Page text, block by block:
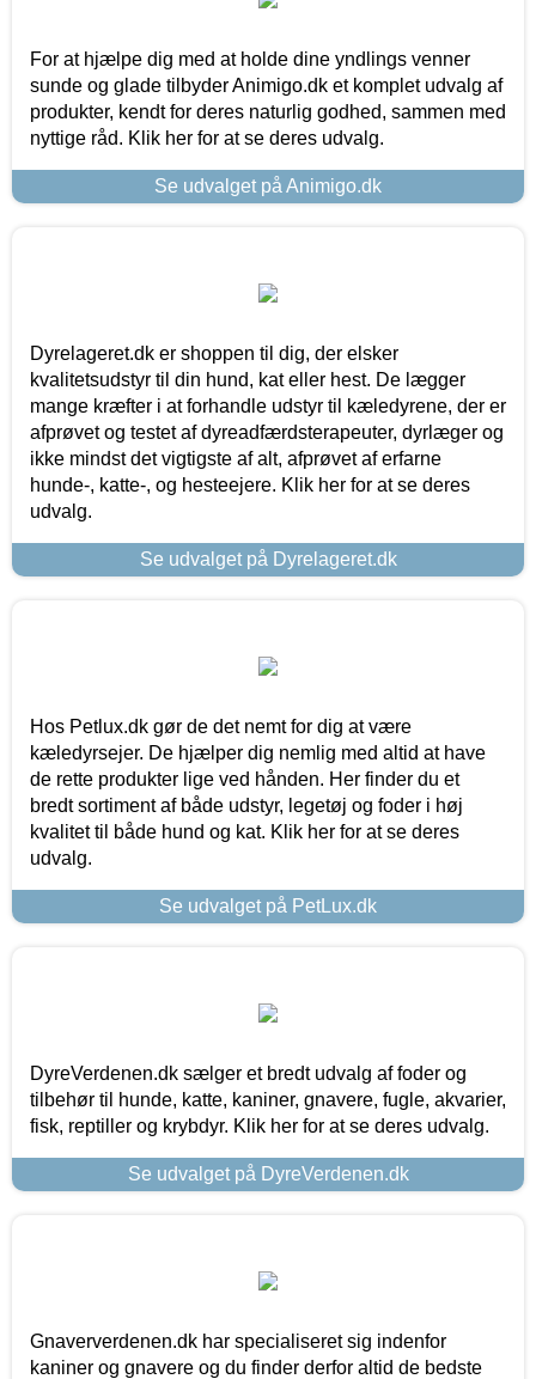
For at hjælpe dig med at holde dine yndlings venner
sunde og glade tilbyder Animigo.dk et komplet udvalg af
produkter, kendt for deres naturlig godhed, sammen med
nyttige råd. Klik her for at se deres udvalg.
Se udvalget på Animigo.dk
Dyrelageret.dk er shoppen til dig, der elsker
kvalitetsudstyr til din hund, kat eller hest. De lægger
mange kræfter i at forhandle udstyr til kæledyrene, der er
afprøvet og testet af dyreadfærdsterapeuter, dyrlæger og
ikke mindst det vigtigste af alt, afprøvet af erfarne
hunde-, katte-, og hesteejere. Klik her for at se deres
udvalg.
Se udvalget på Dyrelageret.dk
Hos Petlux.dk gør de det nemt for dig at være
kæledyrsejer. De hjælper dig nemlig med altid at have
de rette produkter lige ved hånden. Her finder du et
bredt sortiment af både udstyr, legetøj og foder i høj
kvalitet til både hund og kat. Klik her for at se deres
udvalg.
Se udvalget på PetLux.dk
DyreVerdenen.dk sælger et bredt udvalg af foder og
tilbehør til hunde, katte, kaniner, gnavere, fugle, akvarier,
fisk, reptiller og krybdyr. Klik her for at se deres udvalg.
Se udvalget på DyreVerdenen.dk
Gnaververdenen.dk har specialiseret sig indenfor
kaniner og gnavere og du finder derfor altid de bedste